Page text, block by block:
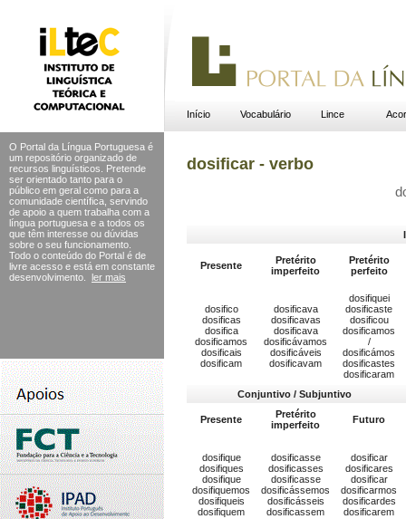
Início Vocabulário Lince
O Portal da Língua Portuguesa é
um repositório organizado de
recursos linguísticos. Pretende
ser orientado tanto para o
público em geral como para a
comunidade científica, servindo
de apoio a quem trabalha com a
língua portuguesa e a todos os
que têm interesse ou dúvidas
sobre o seu funcionamento.
Todo o conteúdo do Portal é de
livre acesso e está em constante
desenvolvimento.
ler mais
dosificar - verbo
Presente
Pretérito
imperfeito
Pretérito
perfeito
dosifico
dosificas
dosifica
dosificamos
dosificais
dosificam
dosificava
dosificavas
dosificava
dosificávamos
dosificáveis
dosificavam
dosifiquei
dosificaste
dosificou
dosificamos
/
dosificámos
dosificastes
dosificaram
Conjuntivo / Subjuntivo
Presente
Pretérito
imperfeito
Futuro
dosifique
dosifiques
dosifique
dosifiquemos
dosifiqueis
dosifiquem
dosificasse
dosificasses
dosificasse
dosificássemos
dosificásseis
dosificassem
dosificar
dosificares
dosificar
dosificarmos
dosificardes
dosificarem